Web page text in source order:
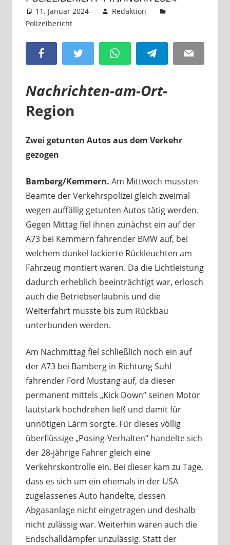
11. Januar 2024
Redaktion
Polizeibericht
Facebook Twitter WhatsAppTelegram Email
Nachrichten-am-Ort-
Region
Zwei getunten Autos aus dem Verkehr
gezogen
Bamberg/Kemmern. Am Mittwoch mussten
Beamte der Verkehrspolizei gleich zweimal
wegen auffällig getunten Autos tätig werden.
Gegen Mittag fiel ihnen zunächst ein auf der
A73 bei Kemmern fahrender BMW auf, bei
welchem dunkel lackierte Rückleuchten am
Fahrzeug montiert waren. Da die Lichtleistung
dadurch erheblich beeinträchtigt war, erlosch
auch die Betriebserlaubnis und die
Weiterfahrt musste bis zum Rückbau
unterbunden werden.
Am Nachmittag fiel schließlich noch ein auf
der A73 bei Bamberg in Richtung Suhl
fahrender Ford Mustang auf, da dieser
permanent mittels „Kick Down“ seinen Motor
lautstark hochdrehen ließ und damit für
unnötigen Lärm sorgte. Für dieses völlig
überflüssige „Posing-Verhalten“ handelte sich
der 28-jährige Fahrer gleich eine
Verkehrskontrolle ein. Bei dieser kam zu Tage,
dass es sich um ein ehemals in der USA
zugelassenes Auto handelte, dessen
Abgasanlage nicht eingetragen und deshalb
nicht zulässig war. Weiterhin waren auch die
Endschalldämpfer unzulässig. Statt der